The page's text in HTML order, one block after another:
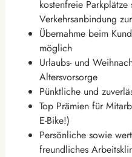
kostenfreie
Verkehrsanbindung
Übernahme beim
möglich
Urlaubs- und
Altersvorsorge
Pünktliche und
Top Prämien für
E-Bike!)
Persönliche sowie
freundliches